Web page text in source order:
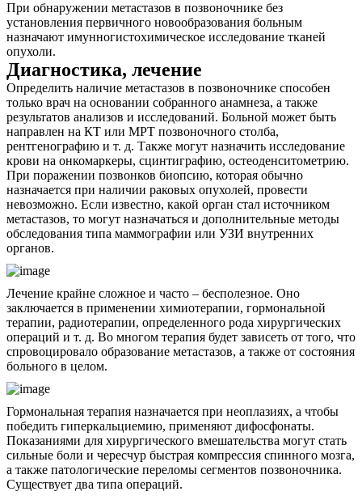
При обнаружении метастазов в позвоночнике без
установления первичного новообразования больным
назначают имунногистохимическое исследование тканей
опухоли.
Диагностика, лечение
Определить наличие метастазов в позвоночнике способен
только врач на основании собранного анамнеза, а также
результатов анализов и исследований. Больной может быть
направлен на КТ или МРТ позвоночного столба,
рентгенографию и т. д. Также могут назначить исследование
крови на онкомаркеры, сцинтиграфию, остеоденситометрию.
При поражении позвонков биопсию, которая обычно
назначается при наличии раковых опухолей, провести
невозможно. Если известно, какой орган стал источником
метастазов, то могут назначаться и дополнительные методы
обследования типа маммографии или УЗИ внутренних
органов.
Лечение крайне сложное и часто – бесполезное. Оно
заключается в применении химиотерапии, гормональной
терапии, радиотерапии, определенного рода хирургических
операций и т. д. Во многом терапия будет зависеть от того, что
спровоцировало образование метастазов, а также от состояния
больного в целом.
Гормональная терапия назначается при неоплазиях, а чтобы
победить гиперкальциемию, применяют дифосфонаты.
Показаниями для хирургического вмешательства могут стать
сильные боли и чересчур быстрая компрессия спинного мозга,
а также патологические переломы сегментов позвоночника.
Существует два типа операций.